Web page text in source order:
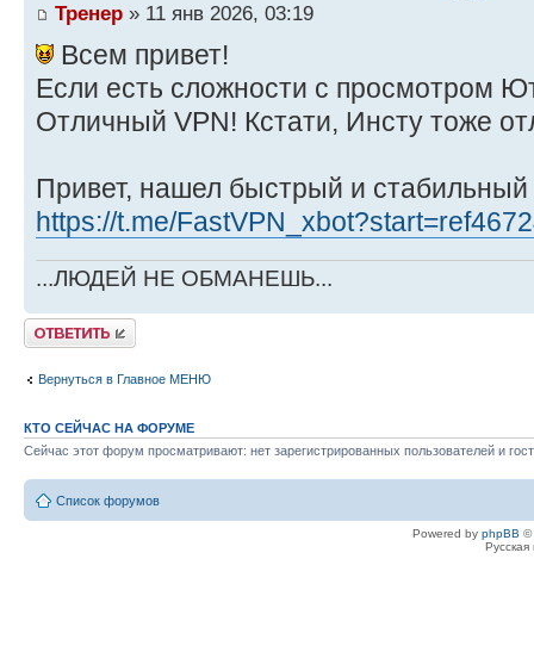
Тренер » 11 янв 2026, 03:19
Всем привет!
Если есть сложности с просмотром
Отличный VPN! Кстати, Инсту тоже
Привет, нашел быстрый и
https://t.me/
...ЛЮДЕЙ НЕ ОБМАНЕШЬ...
Ответить
Вернуться в Главное МЕНЮ
КТО СЕЙЧАС НА ФОРУМЕ
Сейчас этот форум просматривают: нет зарегистрированных пользователей и
Список форумов
Powered by phpBB ©